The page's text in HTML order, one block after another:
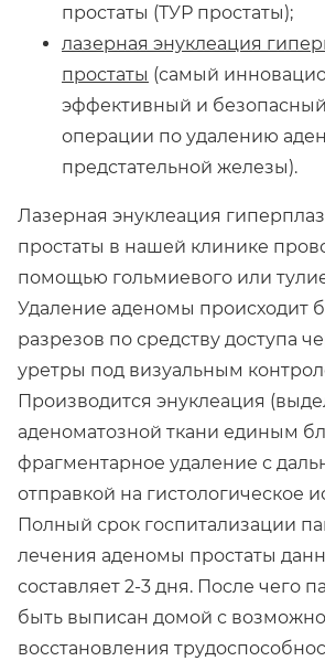
простаты (ТУР простаты);
лазерная энуклеация
простаты (самый
эффективный и
операции по удалению
предстательной железы).
Лазерная энуклеация
простаты в нашей клинике
помощью гольмиевого или
Удаление аденомы происходит
разрезов по средству доступа
уретры под визуальным
Производится энуклеация
аденоматозной ткани единым
фрагментарное удаление с
отправкой на гистологическое
Полный срок госпитализации
лечения аденомы простаты
составляет 2-3 дня. После чего
быть выписан домой с
восстановления